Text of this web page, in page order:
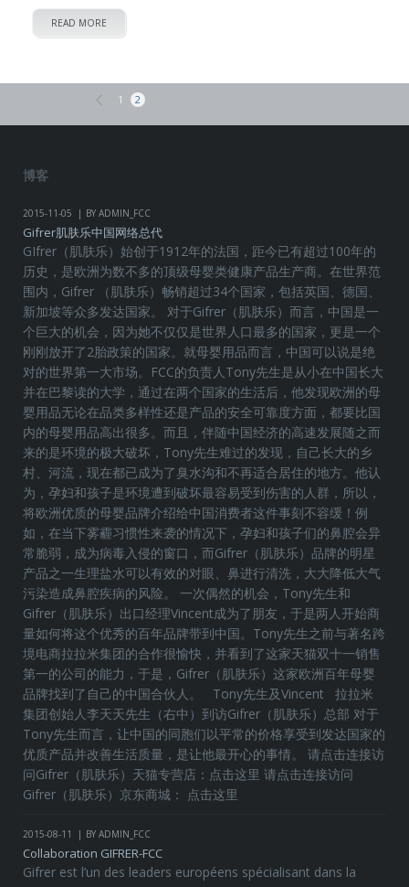
READ MORE
1 2
博客
2015-11-05 BY ADMIN_FCC
Gifrer肌肤乐中国网络总代
GIfrer（肌肤乐）始创于1912年的法国，距今已有超过100年的
历史，是欧洲为数不多的顶级母婴类健康产品生产商。在世界范
围内，Gifrer （肌肤乐）畅销超过34个国家，包括英国、德国、
新加坡等众多发达国家。 对于Gifrer（肌肤乐）而言，中国是一
个巨大的机会，因为她不仅仅是世界人口最多的国家，更是一个
刚刚放开了2胎政策的国家。就母婴用品而言，中国可以说是绝
对的世界第一大市场。FCC的负责人Tony先生是从小在中国长大
并在巴黎读的大学，通过在两个国家的生活后，他发现欧洲的母
婴用品无论在品类多样性还是产品的安全可靠度方面，都要比国
内的母婴用品高出很多。而且，伴随中国经济的高速发展随之而
来的是环境的极大破坏，Tony先生难过的发现，自己长大的乡
村、河流，现在都已成为了臭水沟和不再适合居住的地方。他认
为，孕妇和孩子是环境遭到破坏最容易受到伤害的人群，所以，
将欧洲优质的母婴品牌介绍给中国消费者这件事刻不容缓！例
如，在当下雾霾习惯性来袭的情况下，孕妇和孩子们的鼻腔会异
常脆弱，成为病毒入侵的窗口，而Gifrer（肌肤乐）品牌的明星
产品之一生理盐水可以有效的对眼、鼻进行清洗，大大降低大气
污染造成鼻腔疾病的风险。 一次偶然的机会，Tony先生和
Gifrer（肌肤乐）出口经理Vincent成为了朋友，于是两人开始商
量如何将这个优秀的百年品牌带到中国。Tony先生之前与著名跨
境电商拉拉米集团的合作很愉快，并看到了这家天猫双十一销售
第一的公司的能力，于是，Gifrer（肌肤乐）这家欧洲百年母婴
品牌找到了自己的中国合伙人。 Tony先生及Vincent 拉拉米
集团创始人李天天先生（右中）到访Gifrer（肌肤乐）总部 对于
Tony先生而言，让中国的同胞们以平常的价格享受到发达国家的
优质产品并改善生活质量，是让他最开心的事情。 请点击连接访
问Gifrer（肌肤乐）天猫专营店：点击这里 请点击连接访问
Gifrer（肌肤乐）京东商城： 点击这里
2015-08-11 BY ADMIN_FCC
Collaboration GIFRER-FCC
Gifrer est l’un des leaders européens spécialisant dans la